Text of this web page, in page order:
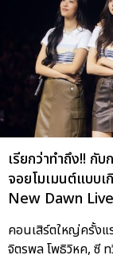
เรียกว่าทำถึง!! กั
จอยโมเมนต์แบบ
New Dawn
คอนเสิร์ตใหญ่ครั้งแ
จิตรพล โพธิวิหค, ซี